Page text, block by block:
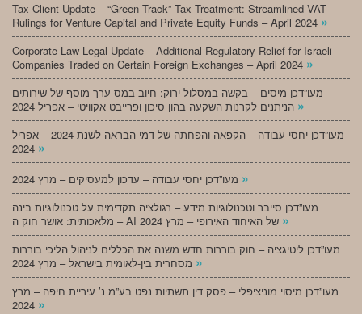
Tax Client Update – “Green Track” Tax Treatment: Streamlined VAT
Rulings for Venture Capital and Private Equity Funds – April 2024 »
Corporate Law Legal Update – Additional Regulatory Relief for Israeli
Companies Traded on Certain Foreign Exchanges – April 2024 »
מעו”דכן מיסים – בקשה במסלול ירוק: חיוב במס ערך מוסף של שירותים
»
מעו”דכן יחסי עבודה – הקפאה והפחתה של דמי הבראה לשנת 2024 – אפריל
»
»
מעו”דכן סייבר וטכנולוגיות מידע – רגולציה תקדימית על טכנולוגיות בינה
»
מעו”דכן ליטיגציה – חוק בוררות חדש משנה את הכללים לניהול הליכי בוררות
»
מעו”דכן מיסוי מוניציפלי – פסק דין תשתיות נפט בע”מ נ’ עיריית חיפה – מרץ
»